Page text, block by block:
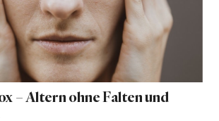
– Altern ohne Falten und